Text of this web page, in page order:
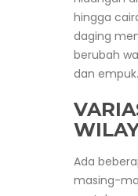
hingga
daging
berubah
dan empuk.
Ada
masing-